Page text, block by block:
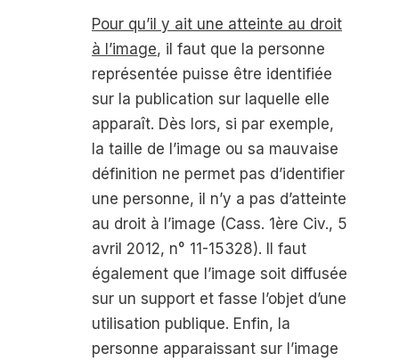
Pour qu’il y ait une atteinte au droit
à l’image, il faut que la personne
représentée puisse être identifiée
sur la publication sur laquelle elle
apparaît. Dès lors, si par exemple,
la taille de l’image ou sa mauvaise
définition ne permet pas d’identifier
une personne, il n’y a pas d’atteinte
au droit à l’image (Cass. 1 ère Civ., 5
avril 2012, n° 11-15328). Il faut
également que l’image soit diffusée
sur un support et fasse l’objet d’une
utilisation publique. Enfin, la
personne apparaissant sur l’image